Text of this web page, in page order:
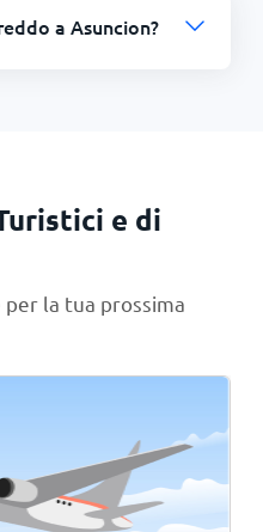
a Asuncion?
e di
la tua prossima